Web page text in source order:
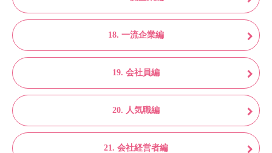
18. 一流企業編
19. 会社員編
20. 人気職編
21. 会社経営者編